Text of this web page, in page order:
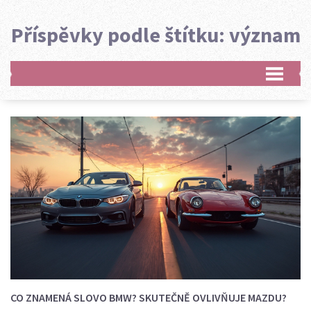
Příspěvky podle štítku: význam
CO ZNAMENÁ SLOVO BMW? SKUTEČNĚ OVLIVŇUJE MAZDU?